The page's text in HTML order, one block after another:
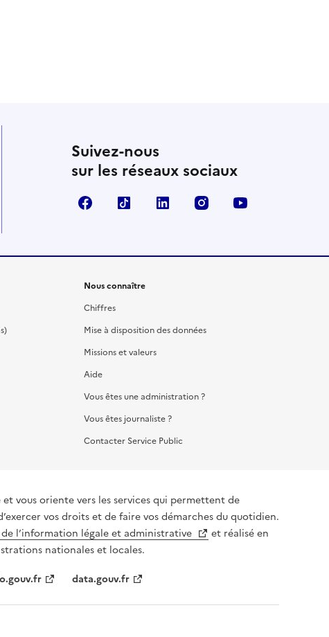
Suivez-nous
sur les réseaux sociaux
FacebookTikTok LinkedIn Instagram
Nous connaître
Chiffres
Mise à disposition des données
Missions et valeurs
Aide
Vous êtes une administration ?
Vous êtes journaliste ?
Contacter Service Public
vous oriente vers les services qui permettent de
vos droits et de faire vos démarches du quotidien.
l’information légale et administrative
et réalisé en
nationales et locales.
data.gouv.fr